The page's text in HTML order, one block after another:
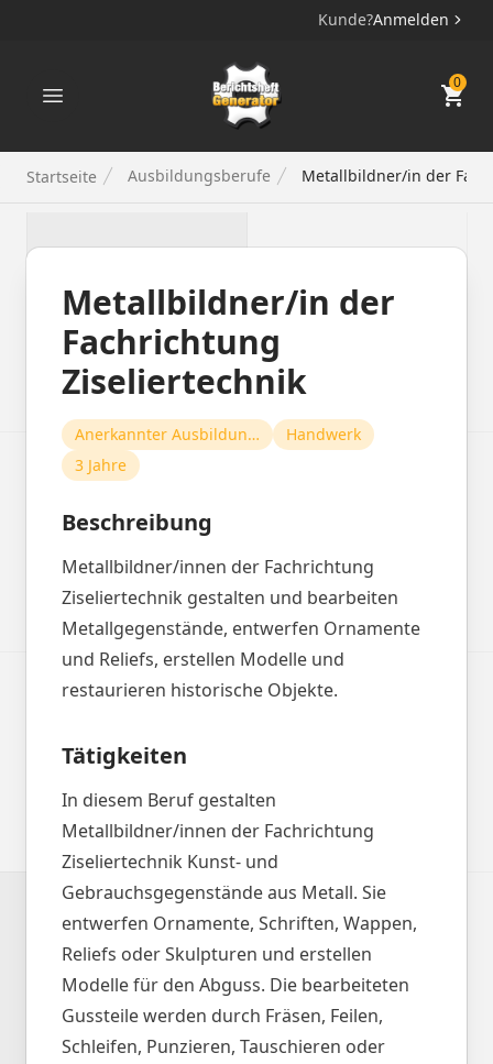
Kunde?Anmelden
Berichtsheft Generator 0
Startseite Ausbildungsberufe Metallbildner/in der
Metallbildner/in der
Fachrichtung
Ziseliertechnik
Anerkannter Ausbildungsberuf
Handwerk
3 Jahre
Beschreibung
Metallbildner/innen der Fachrichtung
Ziseliertechnik gestalten und bearbeiten
Metallgegenstände, entwerfen Ornamente
und Reliefs, erstellen Modelle und
restaurieren historische Objekte.
Tätigkeiten
In diesem Beruf gestalten
Metallbildner/innen der Fachrichtung
Ziseliertechnik Kunst- und
Gebrauchsgegenstände aus Metall. Sie
entwerfen Ornamente, Schriften, Wappen,
Reliefs oder Skulpturen und erstellen
Modelle für den Abguss. Die bearbeiteten
Gussteile werden durch Fräsen, Feilen,
Schleifen, Punzieren, Tauschieren oder